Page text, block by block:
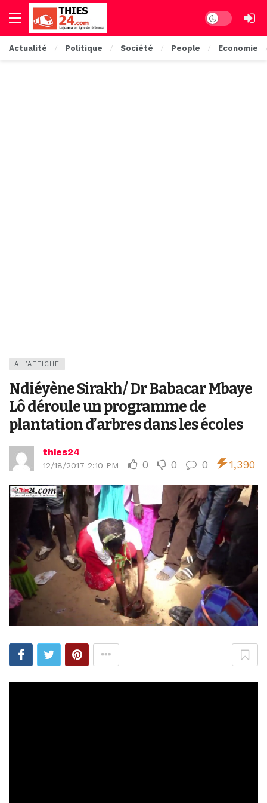
Dark mode
Actualité Politique Société People Economie
A L’AFFICHE
Ndiéyène Sirakh/ Dr Babacar Mbaye
Lô déroule un programme de
plantation d’arbres dans les écoles
thies24
12/18/2017 2:10 PM 0 0 0 1,390